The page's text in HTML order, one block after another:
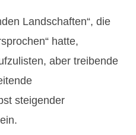
Landschaften“, die
hatte,
aber treibende
steigender